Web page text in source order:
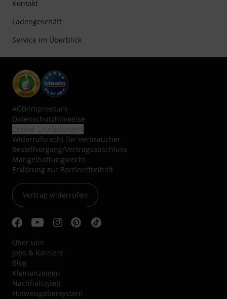
Kontakt
Ladengeschäft
Service im Überblick
AGB/Impressum
Datenschutzhinweise
Widerrufsrecht für Verbraucher
Bestellvorgang/Vertragsabschluss
Mängelhaftungsrecht
Erklärung zur Barrierefreiheit
Vertrag widerrufen
Über uns
Jobs & Karriere
Blog
Kleinanzeigen
Nachhaltigkeit
Hinweisgebersystem